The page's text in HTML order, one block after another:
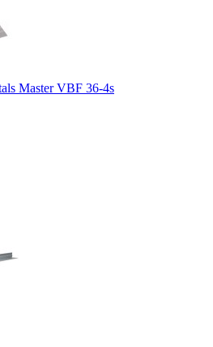
Master VBF 36-4s